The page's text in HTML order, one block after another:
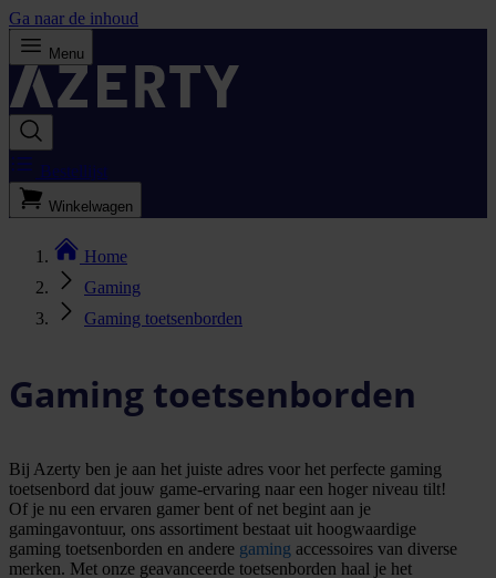
Ga naar de inhoud
Menu
Bestellijst
Winkelwagen
Home
Gaming
Gaming toetsenborden
Gaming toetsenborden
Bij Azerty ben je aan het juiste adres voor het perfecte gaming
toetsenbord dat jouw game-ervaring naar een hoger niveau tilt!
Of je nu een ervaren gamer bent of net begint aan je
gamingavontuur, ons assortiment bestaat uit hoogwaardige
gaming toetsenborden en andere gaming accessoires van diverse
merken. Met onze geavanceerde toetsenborden haal je het